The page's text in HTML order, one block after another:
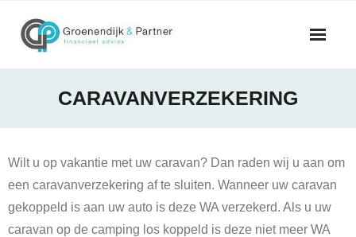
content
CARAVANVERZEKERING
Wilt u op vakantie met uw caravan? Dan raden wij u aan om
een caravanverzekering af te sluiten. Wanneer uw caravan
gekoppeld is aan uw auto is deze WA verzekerd. Als u uw
caravan op de camping los koppeld is deze niet meer WA